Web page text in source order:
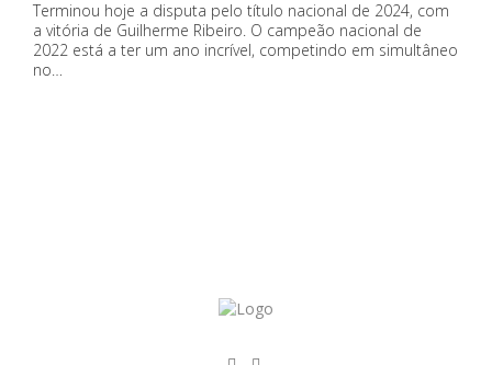
Terminou hoje a disputa pelo título nacional de 2024, com
a vitória de Guilherme Ribeiro. O campeão nacional de
2022 está a ter um ano incrível, competindo em simultâneo
no…